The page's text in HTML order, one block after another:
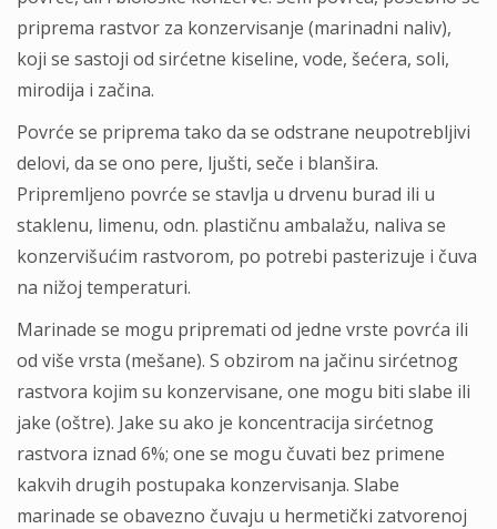
priprema rastvor za konzervisanje (marinadni naliv),
koji se sastoji od sirćetne kiseline, vode, šećera, soli,
mirodija i začina.
Povrće se priprema tako da se odstrane neupotrebljivi
delovi, da se ono pere, ljušti, seče i blanšira.
Pripremljeno povrće se stavlja u drvenu burad ili u
staklenu, limenu, odn. plastičnu ambalažu, naliva se
konzervišućim rastvorom, po potrebi pasterizuje i čuva
na nižoj temperaturi.
Marinade se mogu pripremati od jedne vrste povrća ili
od više vrsta (mešane). S obzirom na jačinu sirćetnog
rastvora kojim su konzervisane, one mogu biti slabe ili
jake (oštre). Jake su ako je koncentracija sirćetnog
rastvora iznad 6%; one se mogu čuvati bez primene
kakvih drugih postupaka konzervisanja. Slabe
marinade se obavezno čuvaju u hermetički zatvorenoj